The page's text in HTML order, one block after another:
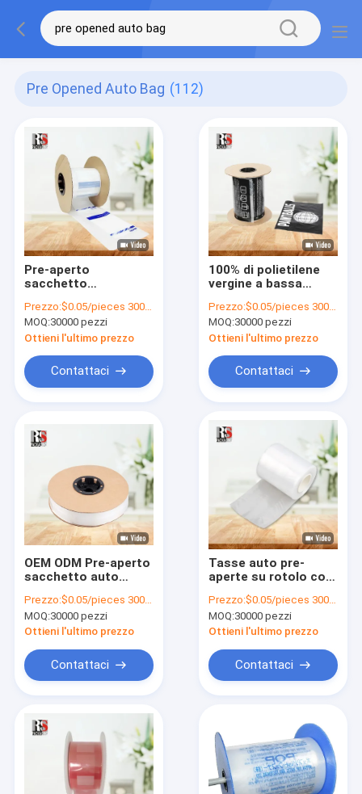
Pre Opened Auto Bag (112)
Pre-aperto
sacchetto
macchine di
imballaggio
automatiche
Prezzo:$0.05/pieces 30000-299999 pieces
MOQ:30000 pezzi
Ottieni l'ultimo prezzo
Contattaci
100% di polietilene
vergine a bassa
Prezzo:$0.05/pieces 30000-299999 pieces
MOQ:30000 pezzi
Ottieni l'ultimo prezzo
Contattaci
OEM ODM Pre-aperto
sacchetto auto
standard ambientali
Prezzo:$0.05/pieces 30000-299999 pieces
MOQ:30000 pezzi
Ottieni l'ultimo prezzo
Contattaci
Tasse auto pre-
aperte su rotolo con
automatico riducono
notevolmente i costi
di confezionamento
Prezzo:$0.05/pieces 30000-299999 pieces
MOQ:30000 pezzi
Ottieni l'ultimo prezzo
Contattaci